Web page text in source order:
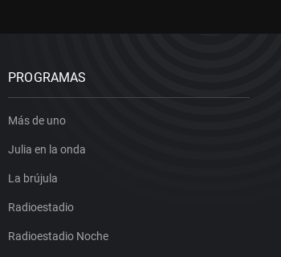
PROGRAMAS
Más de uno
Julia en la onda
La brújula
Radioestadio
Radioestadio Noche